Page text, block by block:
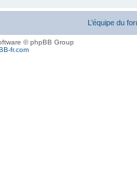
L’équipe du
© phpBB Group
fr.com